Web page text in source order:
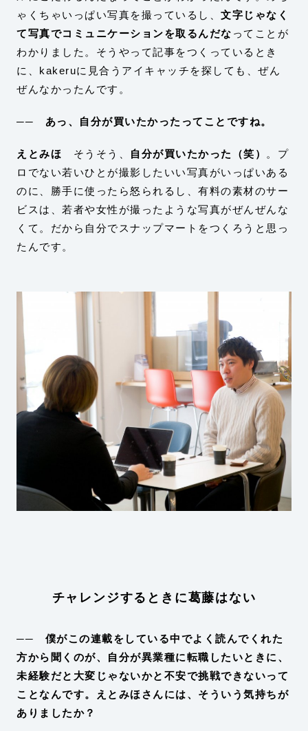
ゃくちゃいっぱい写真を撮っているし、 文字じゃなく
て写真でコミュニケーションを取るんだな ってことが
わかりました。そうやって記事をつくっているとき
に、kakeruに見合うアイキャッチを探しても、ぜん
ぜんなかったんです。
── あっ、自分が買いたかったってことですね。
えとみほ そうそう、 自分が買いたかった（笑） 。 プ
ロでない若いひとが撮影したいい写真がいっぱいある
のに、勝手に使ったら怒られるし、有料の素材のサー
ビスは、若者や女性が撮ったような写真がぜんぜんな
くて。だから自分でスナップマートをつくろうと思っ
たんです。
チャレンジするときに葛藤はない
── 僕がこの連載をしている中でよく読んでくれた
方から聞くのが、自分が異業種に転職したいときに、
未経験だと大変じゃないかと不安で挑戦できないって
ことなんです。えとみほさんには、そういう気持ちが
ありましたか？